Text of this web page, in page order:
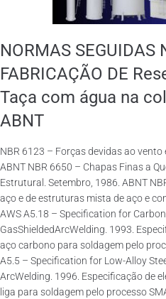
NORMAS SEGUIDAS
FABRICAÇÃO DE
Taça com água na
ABNT
NBR 6123 – Forças devidas ao vento
ABNT NBR 6650 – Chapas Finas a
Estrutural. Setembro, 1986. ABNT
aço e de estruturas mista de aço e
AWS A5.18 – Specification for
GasShieldedArcWelding. 1993.
aço carbono para soldagem pelo
A5.5 – Specification for Low-Alloy
ArcWelding. 1996. Especificação de
liga para soldagem pelo processo